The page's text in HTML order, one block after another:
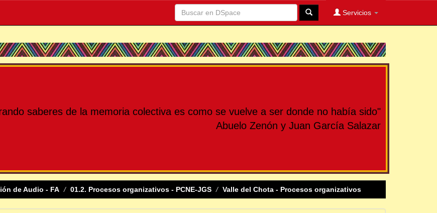
Servicios
saberes de la memoria colectiva es como se vuelve a ser donde no había sido"
Abuelo Zenón y Juan García Salazar
de Audio - FA 01.2. Procesos organizativos - PCNE-JGS Valle del Chota - Procesos organizativos